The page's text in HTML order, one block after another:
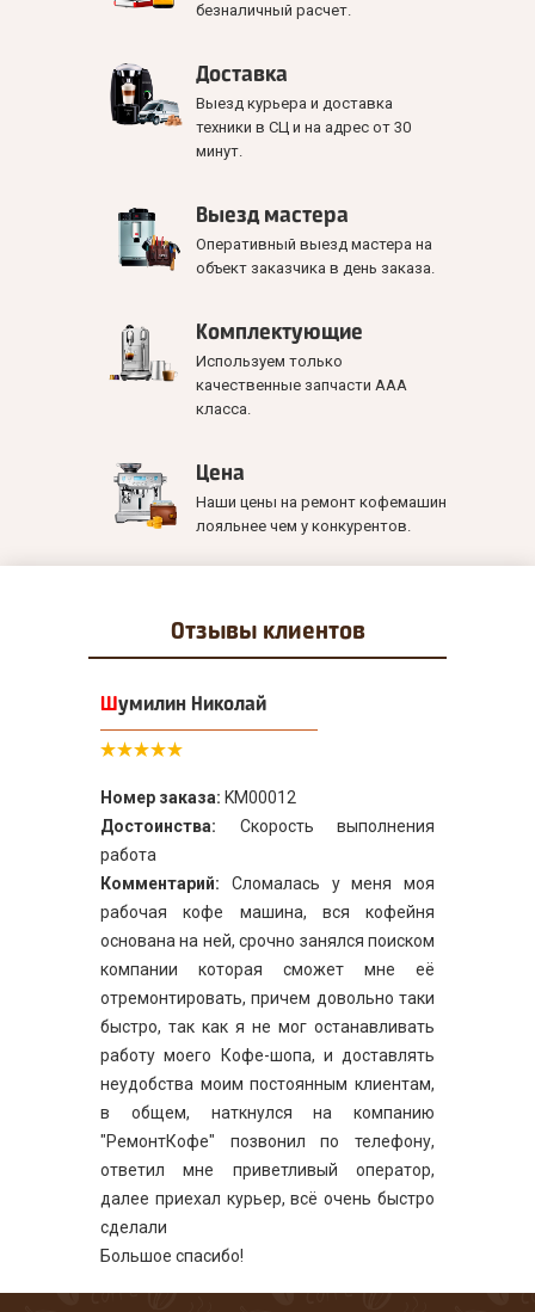
безналичный расчет.
Доставка
Выезд курьера и доставка
техники в СЦ и на адрес от 30
минут.
Выезд мастера
Оперативный выезд мастера на
объект заказчика в день заказа.
Комплектующие
Используем только
качественные запчасти ААА
класса.
Цена
Наши цены на ремонт кофемашин
лояльнее чем у конкурентов.
Отзывы клиентов
Шумилин Николай
Номер заказа: KM00012
Достоинства: Скорость выполнения
работа
Комментарий: Сломалась у меня моя
рабочая кофе машина, вся кофейня
основана на ней, срочно занялся поиском
компании которая сможет мне её
отремонтировать, причем довольно таки
быстро, так как я не мог останавливать
работу моего Кофе-шопа, и доставлять
неудобства моим постоянным клиентам,
в общем, наткнулся на компанию
"РемонтКофе" позвонил по телефону,
ответил мне приветливый оператор,
далее приехал курьер, всё очень быстро
сделали
Большое спасибо!